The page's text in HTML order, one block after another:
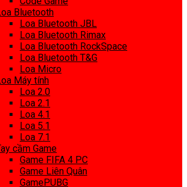
Bluetooth
Loa Bluetooth JBL
Loa Bluetooth Rimax
Loa Bluetooth RockSpace
Loa Bluetooth T&G
Loa Micro
Máy tính
Loa 2.0
Loa 2.1
Loa 4.1
Loa 5.1
Loa 7.1
cầm Game
Game FIFA 4 PC
Game Liên Quân
GamePUBG